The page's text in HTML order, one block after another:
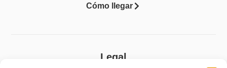
Cómo llegar
Legal